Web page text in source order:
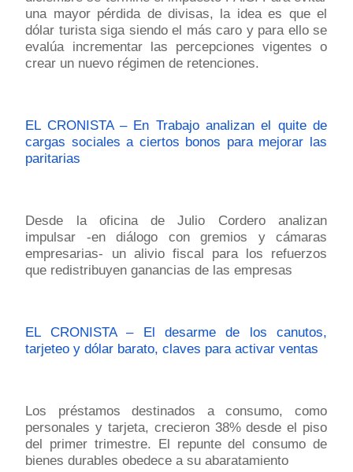
una mayor pérdida de divisas, la idea es que el
dólar turista siga siendo el más caro y para ello se
evalúa incrementar las percepciones vigentes o
crear un nuevo régimen de retenciones.
EL CRONISTA – En Trabajo analizan el quite de
cargas sociales a ciertos bonos para mejorar las
paritarias
Desde la oficina de Julio Cordero analizan
impulsar -en diálogo con gremios y cámaras
empresarias- un alivio fiscal para los refuerzos
que redistribuyen ganancias de las empresas
EL CRONISTA – El desarme de los canutos,
tarjeteo y dólar barato, claves para activar ventas
Los préstamos destinados a consumo, como
personales y tarjeta, crecieron 38% desde el piso
del primer trimestre. El repunte del consumo de
bienes durables obedece a su abaratamiento